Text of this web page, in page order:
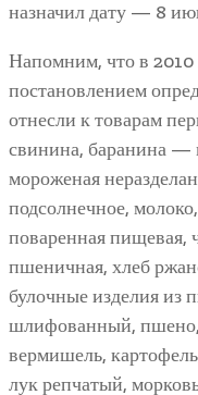
назначил дату — 8
Напомним, что в 2010
постановлением
отнесли к товарам
свинина, баранина —
мороженая
подсолнечное,
поваренная пищевая,
пшеничная, хлеб
булочные изделия из
шлифованный, пшено,
вермишель,
лук репчатый,